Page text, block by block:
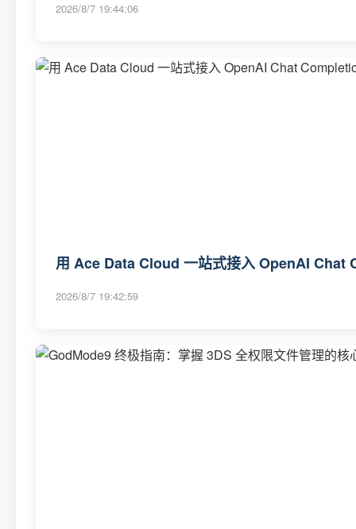
2026/8/7 19:44:06
用 Ace Data Cloud 一站式接入 OpenAI Chat
2026/8/7 19:42:59